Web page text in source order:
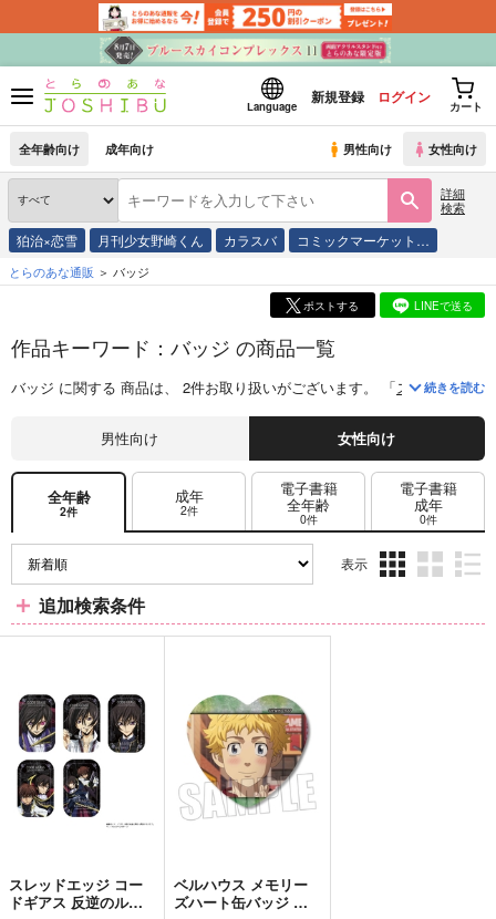
Language
新規登録 ログイン
カート
全年齢向け 成年向け 男性向け 女性向け
詳細
検索
狛治×恋雪 月刊少女野崎くん カラスバ コミックマーケット…
とらのあな通販 バッジ
ポストする LINEで送る
作品キーワード：バッジ の商品一覧
バッジ に関する 商品は、 2件お取り扱いがございます。 「スレッドエッ
続きを読む
男性向け 女性向け
全年齢
2件
成年
2件
電子書籍
全年齢
0件
電子書籍
成年
0件
表示
ム
ム
ム
追加検索条件
スレッドエッジ コー
ドギアス 反逆のルル
ベルハウス メモリー
ズハート缶バッジ 東